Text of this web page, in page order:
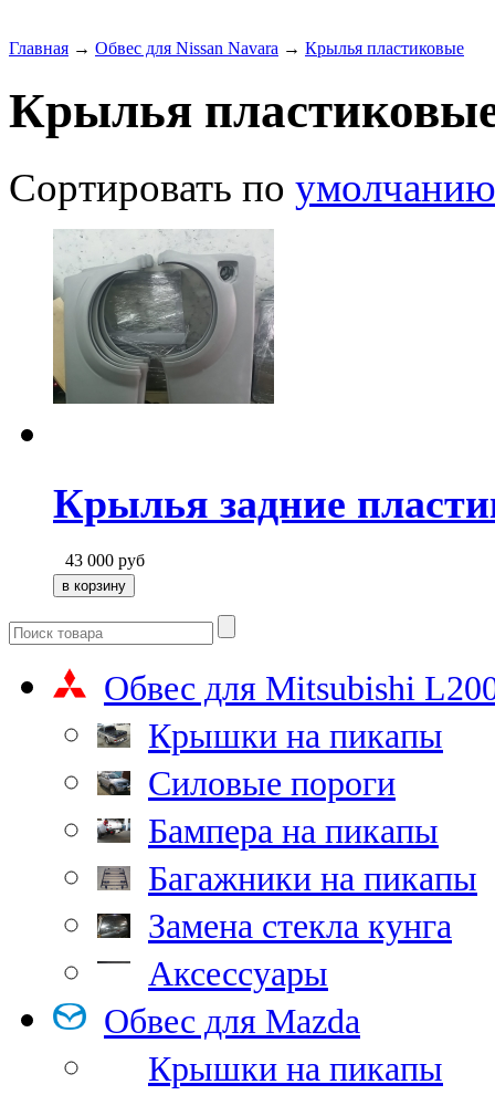
Главная → Обвес для Nissan Navara → Крылья пластиковые
Крылья
Сортировать по умолчанию
Крылья задние
43 000 руб
Обвес для Mitsubishi
Крышки на пикапы
Силовые пороги
Бампера на пикапы
Багажники на пикапы
Замена стекла кунга
Аксессуары
Обвес для Mazda
Крышки на пикапы